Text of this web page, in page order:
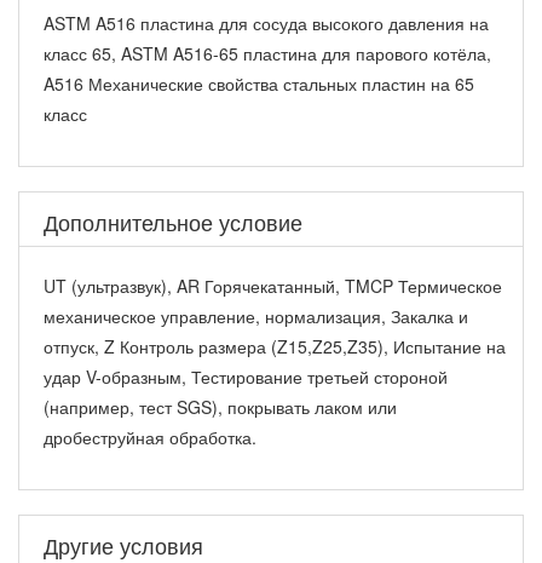
ASTM A516 пластина для сосуда высокого давления на
класс 65, ASTM A516-65 пластина для парового котёла,
A516 Механические свойства стальных пластин на 65
класс
Дополнительное условие
UT (ультразвук), AR Горячекатанный, TMCP Термическое
механическое управление, нормализация, Закалка и
отпуск, Z Контроль размера (Z15,Z25,Z35), Испытание на
удар V-образным, Тестирование третьей стороной
(например, тест SGS), покрывать лаком или
дробеструйная обработка.
Другие условия